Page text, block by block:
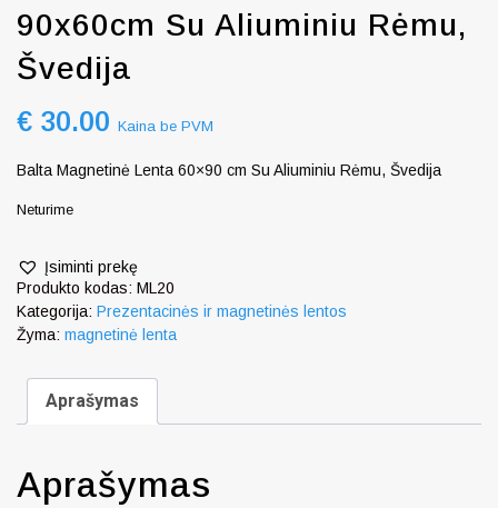
90x60cm Su Aliuminiu Rėmu,
Švedija
€ 30.00 Kaina be PVM
Balta Magnetinė Lenta 60×90 cm Su Aliuminiu Rėmu, Švedija
Neturime
Įsiminti prekę
Produkto kodas: ML20
Kategorija: Prezentacinės ir magnetinės lentos
Žyma: magnetinė lenta
Aprašymas
Aprašymas